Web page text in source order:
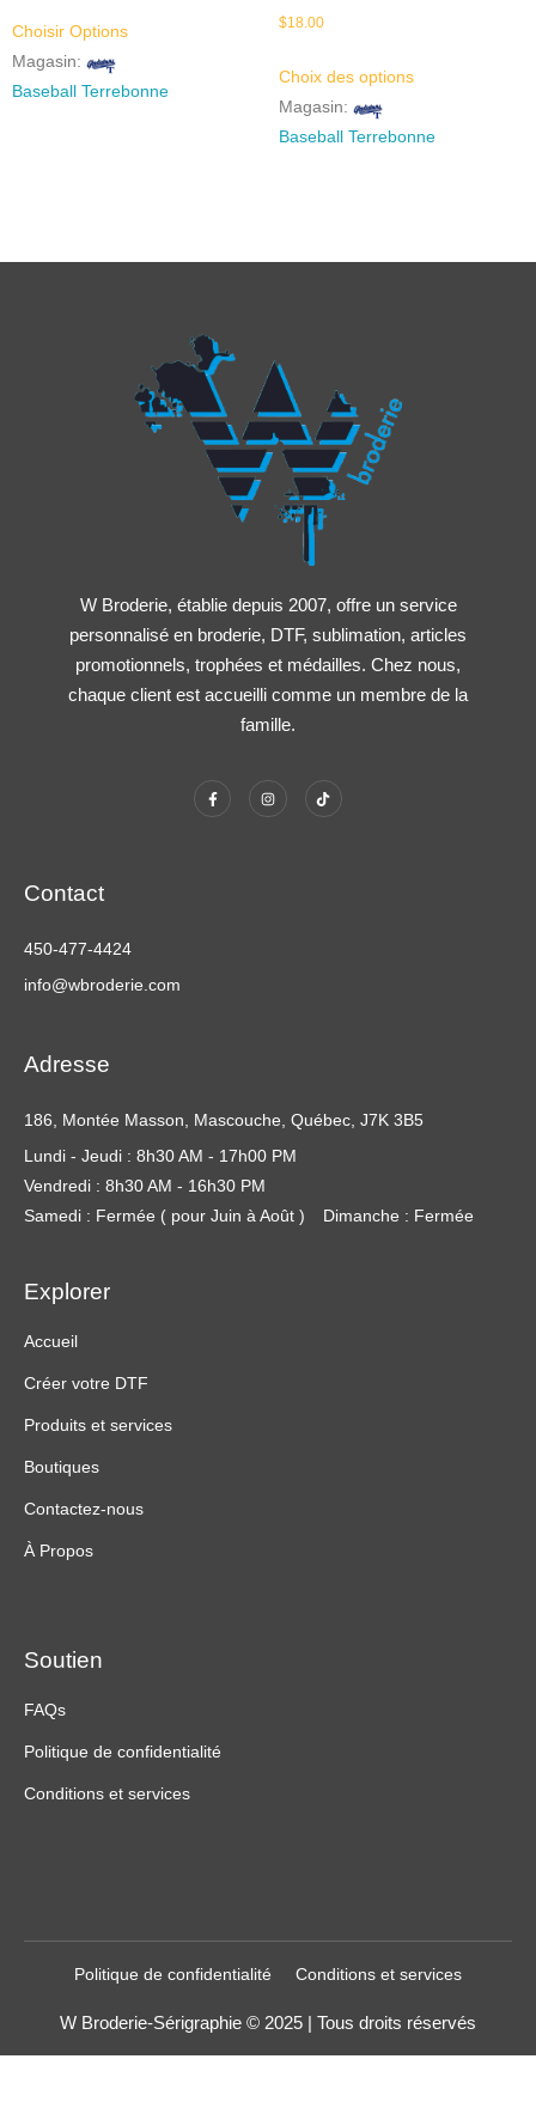
Choisir Options
Magasin:
Baseball Terrebonne
$18.00
Choix des options
Magasin:
Baseball Terrebonne
W Broderie, établie depuis 2007, offre un service
personnalisé en broderie, DTF, sublimation, articles
promotionnels, trophées et médailles. Chez nous,
chaque client est accueilli comme un membre de la
famille.
Contact
450-477-4424
info@wbroderie.com
Adresse
186, Montée Masson, Mascouche, Québec, J7K 3B5
Lundi - Jeudi : 8h30 AM - 17h00 PM
Vendredi : 8h30 AM - 16h30 PM
Samedi : Fermée ( pour Juin à Août )
Dimanche : Fermée
Explorer
Accueil
Créer votre DTF
Produits et services
Boutiques
Contactez-nous
À Propos
Soutien
FAQs
Politique de confidentialité
Conditions et services
W Broderie-Sérigraphie © 2025 | Tous droits réservés
Politique de confidentialité Conditions et services